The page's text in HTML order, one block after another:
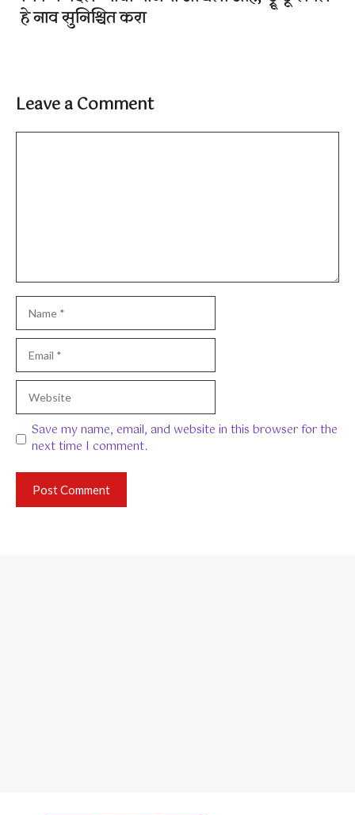
हे नाव सुनिश्चित करा
Leave a Comment
Comment
Name
Email
Website
Save my name, email, and website in this browser for the
next time I comment.